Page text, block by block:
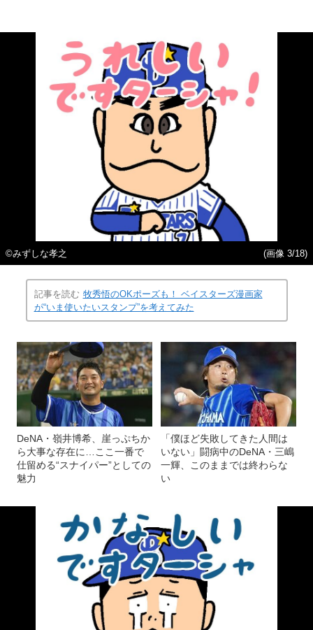
©みずしな孝之 (画像 3/18)
記事を読む 牧秀悟のOKポーズも！ ベイスターズ漫画家
が“いま使いたいスタンプ”を考えてみた
DeNA・嶺井博希、崖っぷちか
ら大事な存在に…ここ一番で
仕留める“スナイパー”としての
魅力
「僕ほど失敗してきた人間は
いない」闘病中のDeNA・三嶋
一輝、このままでは終わらな
い